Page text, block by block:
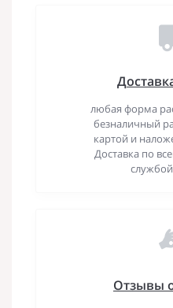
любая форма
безналичный
картой и
Доставка по
Отзывы